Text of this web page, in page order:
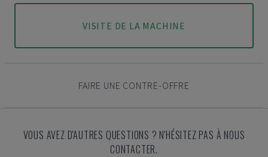
VISITE DE LA MACHINE
FAIRE UNE CONTRE-OFFRE
VOUS AVEZ D'AUTRES QUESTIONS ? N'HÉSITEZ PAS À NOUS
CONTACTER.